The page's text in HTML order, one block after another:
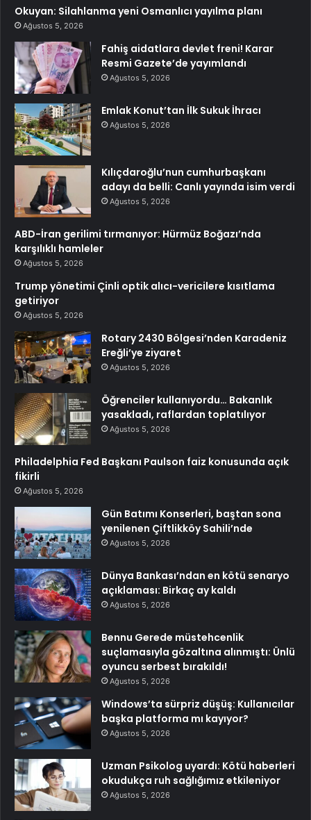
Okuyan: Silahlanma yeni Osmanlıcı yayılma planı
Ağustos 5, 2026
Fahiş aidatlara devlet freni! Karar
Resmi Gazete’de yayımlandı
Ağustos 5, 2026
Emlak Konut’tan İlk Sukuk İhracı
Ağustos 5, 2026
Kılıçdaroğlu’nun cumhurbaşkanı
adayı da belli: Canlı yayında isim verdi
Ağustos 5, 2026
ABD-İran gerilimi tırmanıyor: Hürmüz Boğazı’nda
karşılıklı hamleler
Ağustos 5, 2026
Trump yönetimi Çinli optik alıcı-vericilere kısıtlama
getiriyor
Ağustos 5, 2026
Rotary 2430 Bölgesi’nden Karadeniz
Ereğli’ye ziyaret
Ağustos 5, 2026
Öğrenciler kullanıyordu… Bakanlık
yasakladı, raflardan toplatılıyor
Ağustos 5, 2026
Philadelphia Fed Başkanı Paulson faiz konusunda açık
fikirli
Ağustos 5, 2026
Gün Batımı Konserleri, baştan sona
yenilenen Çiftlikköy Sahili’nde
Ağustos 5, 2026
Dünya Bankası’ndan en kötü senaryo
açıklaması: Birkaç ay kaldı
Ağustos 5, 2026
Bennu Gerede müstehcenlik
suçlamasıyla gözaltına alınmıştı: Ünlü
oyuncu serbest bırakıldı!
Ağustos 5, 2026
Windows’ta sürpriz düşüş: Kullanıcılar
başka platforma mı kayıyor?
Ağustos 5, 2026
Uzman Psikolog uyardı: Kötü haberleri
okudukça ruh sağlığımız etkileniyor
Ağustos 5, 2026